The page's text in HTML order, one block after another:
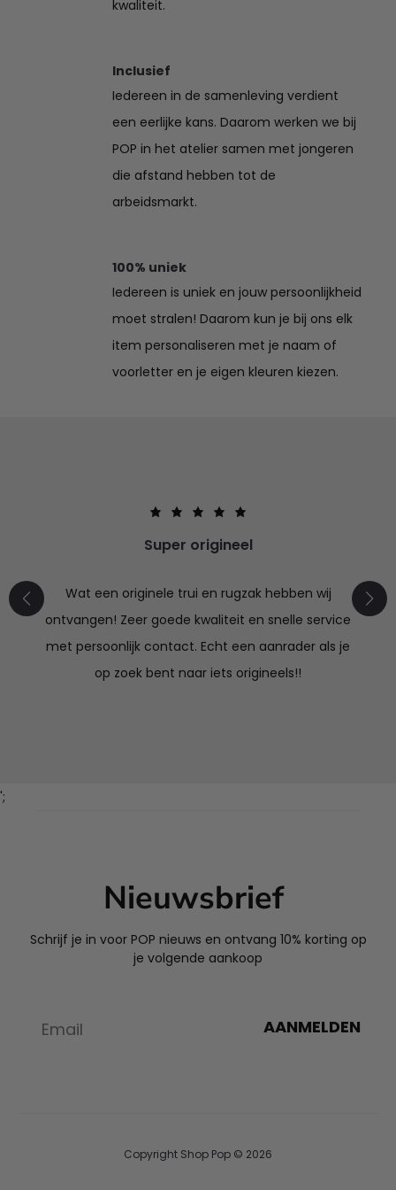
kwaliteit.
Inclusief
Iedereen in de samenleving verdient
een eerlijke kans. Daarom werken we bij
POP in het atelier samen met jongeren
die afstand hebben tot de
arbeidsmarkt.
100% uniek
Iedereen is uniek en jouw persoonlijkheid
moet stralen! Daarom kun je bij ons elk
item personaliseren met je naam of
voorletter en je eigen kleuren kiezen.
Super origineel
Wat een originele trui en rugzak hebben wij
ontvangen! Zeer goede kwaliteit en snelle service
met persoonlijk contact. Echt een aanrader als je
op zoek bent naar iets origineels!!
';
Nieuwsbrief
Schrijf je in voor POP nieuws en ontvang 10% korting op
je volgende aankoop
AANMELDEN
Copyright Shop Pop © 2026